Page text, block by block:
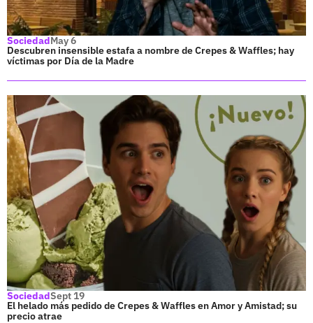
SociedadMay 6
Descubren insensible estafa a nombre de Crepes & Waffles; hay
víctimas por Día de la Madre
SociedadSept 19
El helado más pedido de Crepes & Waffles en Amor y Amistad; su
precio atrae